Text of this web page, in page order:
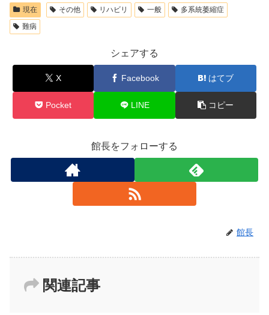
現在 その他 リハビリ 一般
多系統萎縮症
難病
シェアする
X Facebook はてブ
Pocket LINE コピー
館長をフォローする
館長
関連記事